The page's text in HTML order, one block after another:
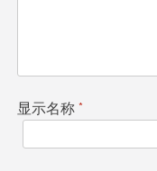
显示名称 *